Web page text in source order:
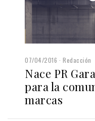
07/04/2016 Redacción
Nace PR
para la
marcas